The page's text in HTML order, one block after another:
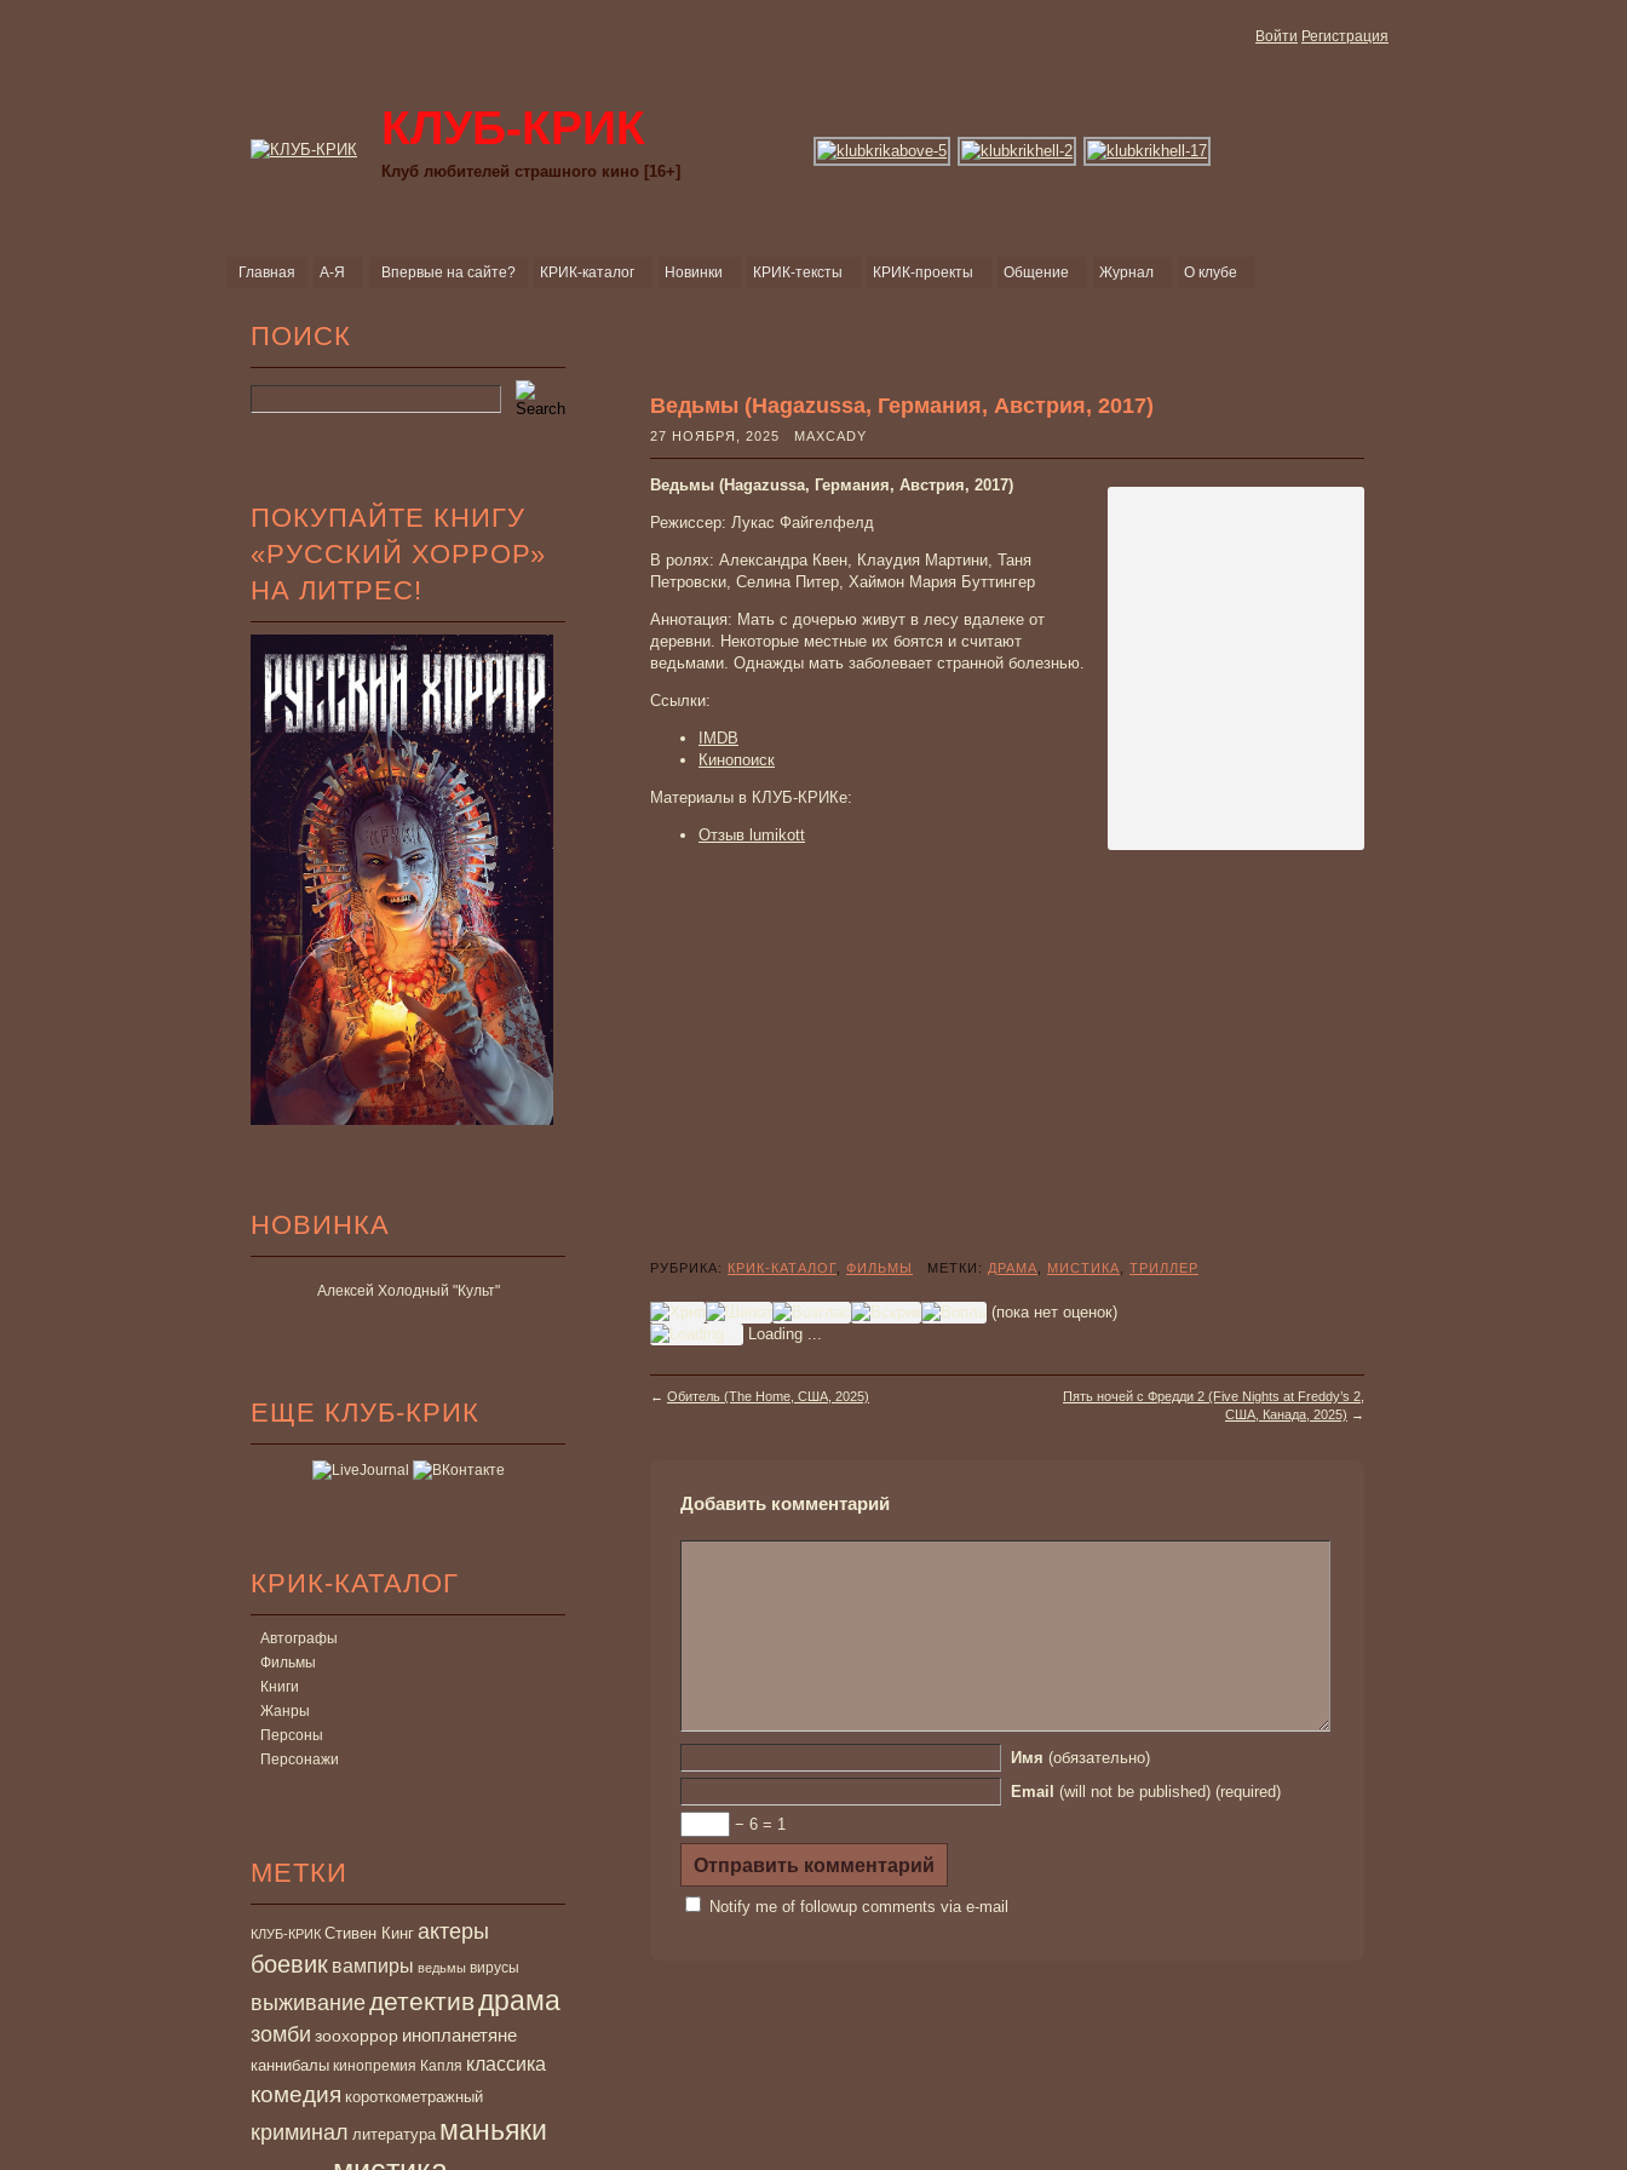
Войти Регистрация
КЛУБ-КРИК
Клуб любителей страшного кино [16+]
Главная А-Я Впервые на сайте? КРИК-каталог Новинки КРИК-тексты КРИК-проекты Общение Журнал О клубе
ПОИСК
ПОКУПАЙТЕ КНИГУ
«РУССКИЙ ХОРРОР»
НА ЛИТРЕС!
НОВИНКА
Алексей Холодный "Культ"
ЕЩЕ КЛУБ-КРИК
КРИК-КАТАЛОГ
Автографы
Фильмы
Книги
Жанры
Персоны
Персонажи
МЕТКИ
КЛУБ-КРИК Стивен Кинг актеры
боевик вампиры ведьмы вирусы
выживаниедетективдрама
зомби зоохоррор инопланетяне
каннибалы кинопремия Капля классика
комедия короткометражный
криминал литература маньяки
Ведьмы (Hagazussa, Германия, Австрия, 2017)
27 НОЯБРЯ, 2025 MAXCADY
Ведьмы (Hagazussa, Германия, Австрия, 2017)
Режиссер: Лукас Файгелфелд
В ролях: Александра Квен, Клаудия Мартини, Таня
Петровски, Селина Питер, Хаймон Мария Буттингер
Аннотация: Мать с дочерью живут в лесу вдалеке от
деревни. Некоторые местные их боятся и считают
ведьмами. Однажды мать заболевает странной болезнью.
Ссылки:
IMDB
Кинопоиск
Материалы в КЛУБ-КРИКе:
Отзыв lumikott
РУБРИКА: КРИК-КАТАЛОГ ФИЛЬМЫ МЕТКИ: ДРАМА МИСТИКА ТРИЛЛЕР
(пока нет оценок)
Loading ...
← Обитель (The Home, США, 2025)
Пять ночей с Фредди 2 (Five Nights at Freddy’s 2,
США, Канада, 2025) →
Добавить комментарий
Имя (обязательно)
Email (will not be published) (required)
− 6 = 1
Notify me of followup comments via e-mail